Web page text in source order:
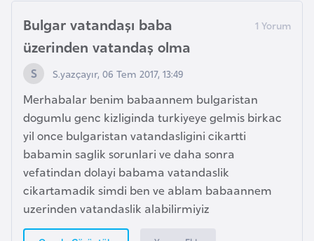
Bulgar vatandaşı baba
üzerinden vatandaş olma
S.yazçayır, 06 Tem 2017, 13:49
Merhabalar benim babaannem bulgaristan
dogumlu genc kizliginda turkiyeye gelmis birkac
yil once bulgaristan vatandasligini cikartti
babamin saglik sorunlari ve daha sonra
vefatindan dolayi babama vatandaslik
cikartamadik simdi ben ve ablam babaannem
uzerinden vatandaslik alabilirmiyiz
a
G
a
b
o
n
G